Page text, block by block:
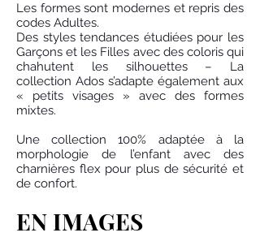
Les formes sont modernes et repris des
codes Adultes.
Des styles tendances étudiées pour les
Garçons et les Filles avec des coloris qui
chahutent les silhouettes – La
collection Ados s’adapte également aux
« petits visages » avec des formes
mixtes.
Une collection 100% adaptée à la
morphologie de l’enfant avec des
charnières flex pour plus de sécurité et
de confort.
EN IMAGES